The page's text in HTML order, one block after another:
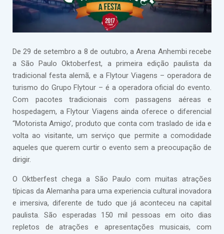
De 29 de setembro a 8 de outubro, a Arena Anhembi recebe
a São Paulo Oktoberfest, a primeira edição paulista da
tradicional festa alemã, e a Flytour Viagens – operadora de
turismo do Grupo Flytour – é a operadora oficial do evento.
Com pacotes tradicionais com passagens aéreas e
hospedagem, a Flytour Viagens ainda oferece o diferencial
“Motorista Amigo’, produto que conta com traslado de ida e
volta ao visitante, um serviço que permite a comodidade
aqueles que querem curtir o evento sem a preocupação de
dirigir.
O Oktberfest chega a São Paulo com muitas atrações
típicas da Alemanha para uma experiencia cultural inovadora
e imersiva, diferente de tudo que já aconteceu na capital
paulista. São esperadas 150 mil pessoas em oito dias
repletos de atrações e apresentações musicais, com